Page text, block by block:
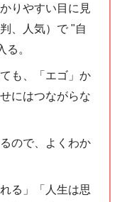
りやすい目に見
、人気）で "自
。
も、「エゴ」か
にはつながらな
ので、よくわか
る」「人生は思